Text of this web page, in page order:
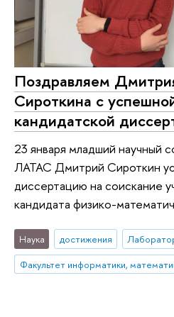
Поздравляем
Сироткина с
кандидатской
23 января младший научный
ЛАТАС Дмитрий Сироткин
диссертацию на соискание
кандидата физико-
Наука достижения